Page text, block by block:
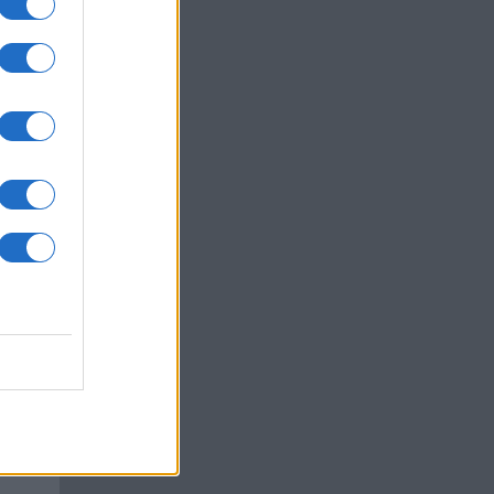
Pro